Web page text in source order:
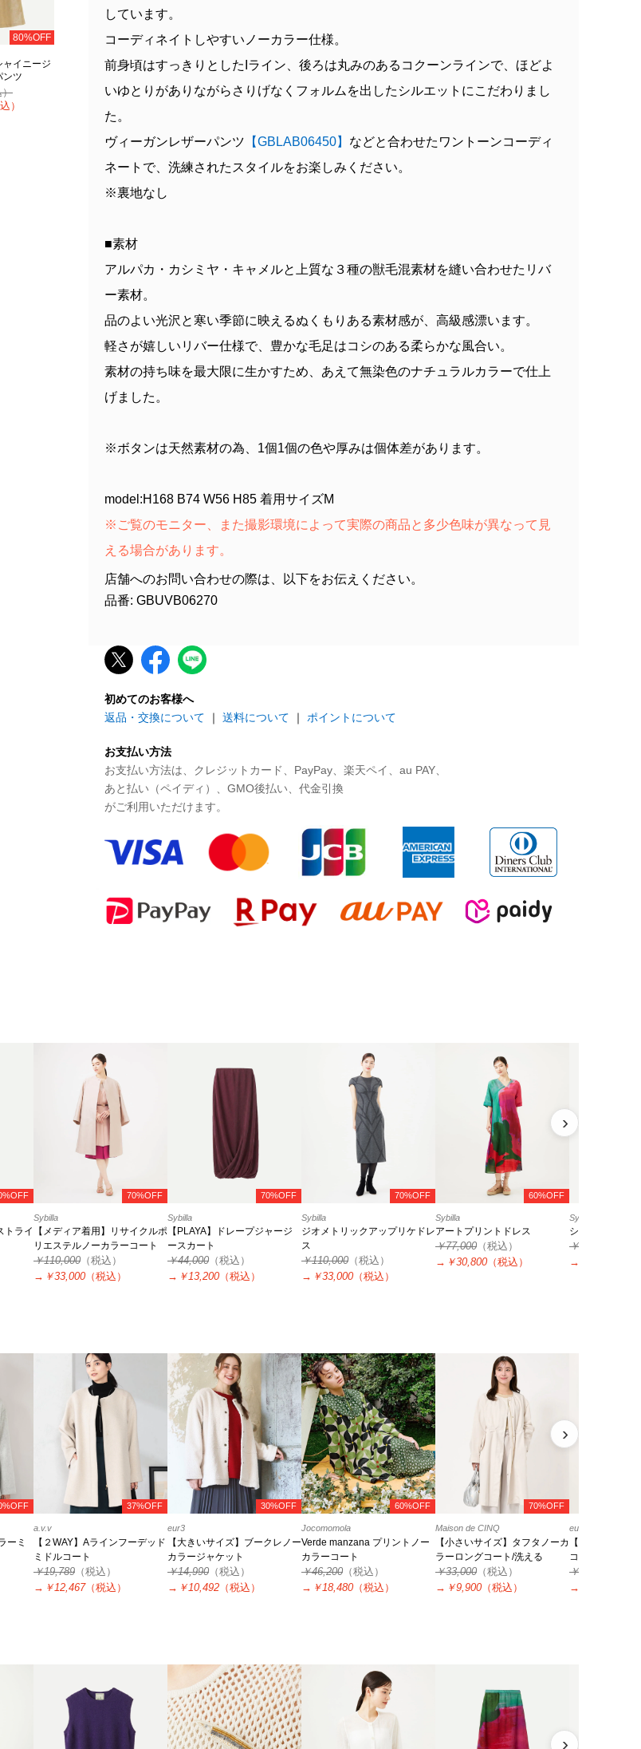
80%OFF
ャイニージ
ンツ
）
）
しています。
コーディネイトしやすいノーカラー仕様。
前身頃はすっきりとしたIライン、後ろは丸みのあるコクーンラインで、ほどよ
いゆとりがありながらさりげなくフォルムを出したシルエットにこだわりまし
た。
ヴィーガンレザーパンツ 【GBLAB06450】 などと合わせたワントーンコーディ
ネートで、洗練されたスタイルをお楽しみください。
※裏地なし
■素材
アルパカ・カシミヤ・キャメルと上質な３種の獣毛混素材を縫い合わせたリバ
ー素材。
品のよい光沢と寒い季節に映えるぬくもりある素材感が、高級感漂います。
軽さが嬉しいリバー仕様で、豊かな毛足はコシのある柔らかな風合い。
素材の持ち味を最大限に生かすため、あえて無染色のナチュラルカラーで仕上
げました。
※ボタンは天然素材の為、1個1個の色や厚みは個体差があります。
model:H168 B74 W56 H85 着用サイズM
※ご覧のモニター、また撮影環境によって実際の商品と多少色味が異なって見
える場合があります。
店舗へのお問い合わせの際は、以下をお伝えください。
品番: GBUVB06270
初めてのお客様へ
返品・交換について ｜ 送料について ｜ ポイントについて
お支払い方法
お支払い方法は、クレジットカード、PayPay、楽天ペイ、au PAY、
あと払い（ペイディ）、GMO後払い、代金引換
がご利用いただけます。
トライ
70%OFF
Sybilla
【メディア着用】リサイクルポ
リエステルノーカラーコート
￥110,000 （税込）
→ ￥33,000 （税込）
70%OFF
Sybilla
【PLAYA】ドレープジャージ
ースカート
￥44,000 （税込）
→ ￥13,200 （税込）
70%OFF
Sybilla
ジオメトリックアップリケドレ
ス
￥110,000 （税込）
→ ￥33,000 （税込）
60%OFF
Sybilla
アートプリントドレス
￥77,000 （税込）
→ ￥30,800 （税込）
Sybilla
シアーカラミス
￥49,500
→
›
ーミ
37%OFF
a.v.v
【２WAY】Aラインフーデッド
ミドルコート
￥19,789 （税込）
→ ￥12,467（税込）
30%OFF
eur3
【大きいサイズ】ブークレノー
カラージャケット
￥14,990 （税込）
→ ￥10,492 （税込）
60%OFF
Jocomomola
Verde manzana プリントノー
カラーコート
￥46,200 （税込）
→ ￥18,480 （税込）
70%OFF
Maison de CINQ
【小さいサイズ】タフタノーカ
ラーロングコート/洗える
￥33,000 （税込）
→ ￥9,900 （税込）
eur3
【大きいサイ
コート
￥16,990
→
›
›